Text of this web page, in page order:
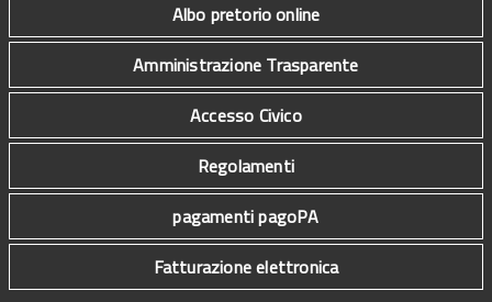
Albo pretorio online
Amministrazione Trasparente
Accesso Civico
Regolamenti
pagamenti pagoPA
Fatturazione elettronica